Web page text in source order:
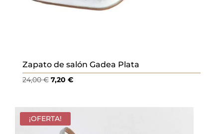
Zapato de salón Gadea Plata
24,00€ El
original
era:
24,00 €.
7,20 €El
actual
7,20 €.
¡OFERTA!